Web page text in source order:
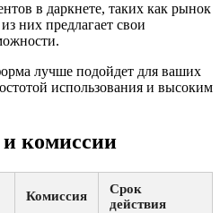
в даркнете, таких как рынок
них предлагает свои
лучше подойдет для ваших
использования и высоким
комиссии
Комиссия
Срок
действия